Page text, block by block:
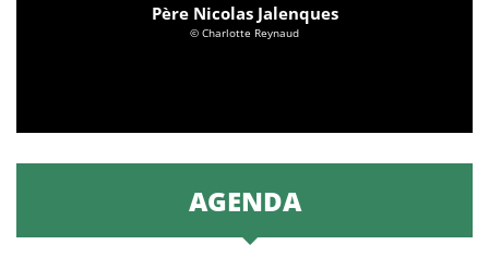
Père Nicolas Jalenques
© Charlotte Reynaud
AGENDA